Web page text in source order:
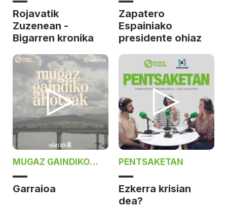
Rojavatik
Zuzenean -
Bigarren kronika
Zapatero
Espainiako
presidente ohiaz
MUGAZ GAINDIKO
AHOTSAK
Garraioa
PENTSAKETAN
Ezkerra krisian
dea?